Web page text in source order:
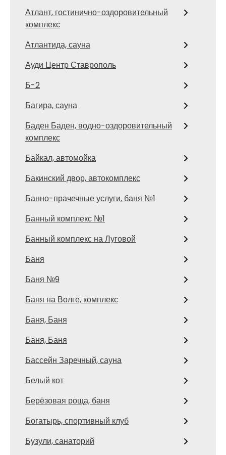
Атлант, гостинично-оздоровительный
комплекс
Атлантида, сауна
Ауди Центр Ставрополь
Б-2
Багира, сауна
Баден Баден, водно-оздоровительный
комплекс
Байкал, автомойка
Бакинский двор, автокомплекс
Банно-прачечные услуги, баня №1
Банный комплекс №1
Банный комплекс на Луговой
Баня
Баня №9
Баня на Волге, комплекс
Баня, Баня
Баня, Баня
Бассейн Заречный, сауна
Белый кот
Берёзовая роща, баня
Богатырь, спортивный клуб
Бузули, санаторий